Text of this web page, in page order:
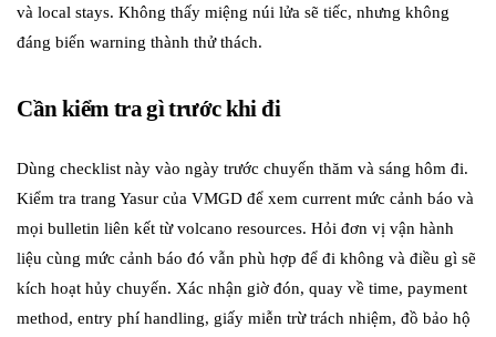
và local stays. Không thấy miệng núi lửa sẽ tiếc, nhưng không
đáng biến warning thành thử thách.
Cần kiểm tra gì trước khi đi
Dùng checklist này vào ngày trước chuyến thăm và sáng hôm đi.
Kiểm tra trang Yasur của VMGD để xem current mức cảnh báo và
mọi bulletin liên kết từ volcano resources. Hỏi đơn vị vận hành
liệu cùng mức cảnh báo đó vẫn phù hợp để đi không và điều gì sẽ
kích hoạt hủy chuyến. Xác nhận giờ đón, quay về time, payment
method, entry phí handling, giấy miễn trừ trách nhiệm, đồ bảo hộ